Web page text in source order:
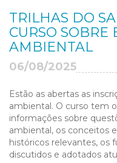
TRILHAS DO
CURSO SOBRE
AMBIENTAL
06/08/2025
Estão as abertas as
ambiental. O curso tem
informações sobre
ambiental, os conceitos
históricos relevantes, os
discutidos e adotados